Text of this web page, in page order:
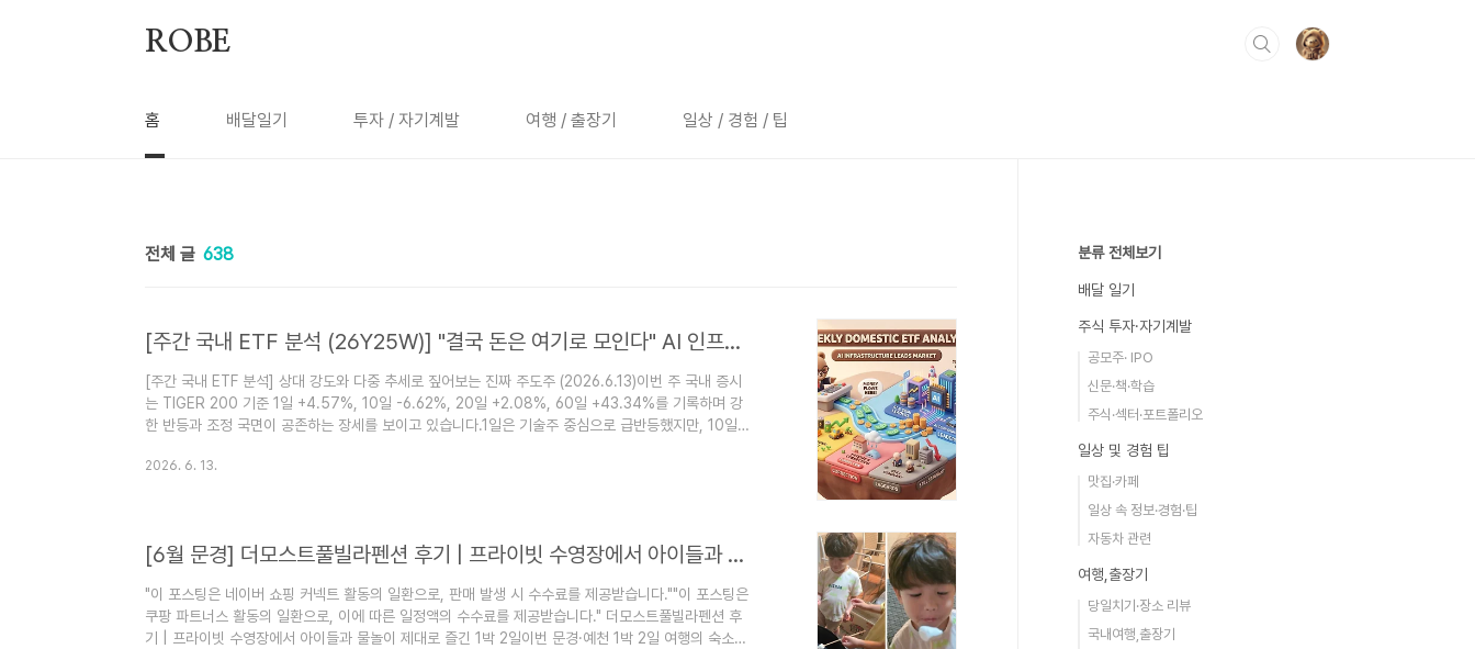
ROBE
홈 배달일기 투자 / 자기계발 여행 / 출장기 일상 / 경험 / 팁
전체 글 638
[주간 국내 ETF 분석 (26Y25W)] "결국 돈은 여기로 모인다" AI 인프라가 멱살 잡는 장세
[주간 국내 ETF 분석] 상대 강도와 다중 추세로 짚어보는 진짜 주도주 (2026.6.13)이번 주 국내 증시
는 TIGER 200 기준 1일 +4.57%, 10일 -6.62%, 20일 +2.08%, 60일 +43.34%를 기록하며 강
한 반등과 조정 국면이 공존하는 장세를 보이고 있습니다.1일은 기술주 중심으로 급반등했지만, 10일
에서는 단순한 절대 수익률이 아니라 벤치마크 대비 상대 강도(Alpha)와 20일·60일 다중 추세의 일관
2026. 6. 13.
[6월 문경] 더모스트풀빌라펜션 후기 | 프라이빗 수영장에서 아이들과 물놀이 제대로 즐긴 1박 2일
"이 포스팅은 네이버 쇼핑 커넥트 활동의 일환으로, 판매 발생 시 수수료를 제공받습니다.""이 포스팅은
쿠팡 파트너스 활동의 일환으로, 이에 따른 일정액의 수수료를 제공받습니다." 더모스트풀빌라펜션 후
기 | 프라이빗 수영장에서 아이들과 물놀이 제대로 즐긴 1박 2일이번 문경·예천 1박 2일 여행의 숙소는
분류 전체보기
배달 일기
주식 투자·자기계발
공모주· IPO
신문·책·학습
주식·섹터·포트폴리오
일상 및 경험 팁
맛집·카페
일상 속 정보·경험·팁
자동차 관련
여행,출장기
당일치기·장소 리뷰
국내여행,출장기